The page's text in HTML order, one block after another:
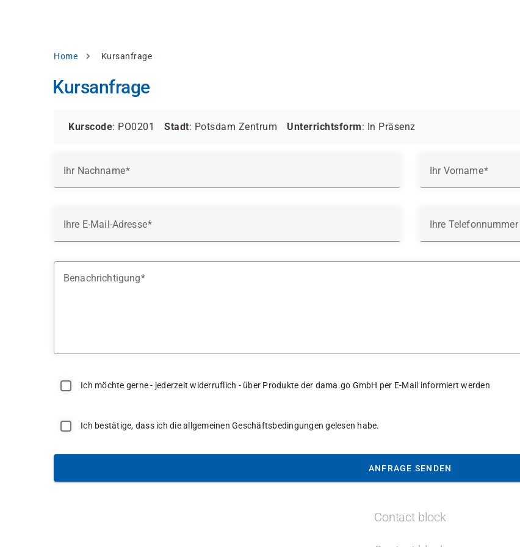
Pfadnavigation
Home Kursanfrage
Kursanfrage
Kurscode: PO0201 Stadt: Potsdam Zentrum Unterrichtsform: In Präsenz
Ihr Nachname Ihr Vorname
Ihre E-Mail-Adresse Ihre Telefonnummer
Benachrichtigung
Ich möchte gerne - jederzeit widerruflich - über Produkte der dama.go GmbH per E-Mail informiert werden
Ich bestätige, dass ich die allgemeinen Geschäftsbedingungen gelesen habe.
ANFRAGE SENDEN
Contact block
Datenschutzhinweis